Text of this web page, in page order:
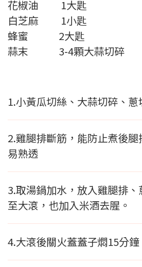
花椒油 1大匙
白芝麻 1小匙
蜂蜜 2大匙
蒜末 3-4顆大蒜切碎
1.小黃瓜切絲、大蒜切碎、
2.雞腿排斷筋，能防止煮後
易熟透
3.取湯鍋加水，放入雞腿排
至大滾，也加入米酒去腥。
4.大滾後關火蓋蓋子燜15分鐘